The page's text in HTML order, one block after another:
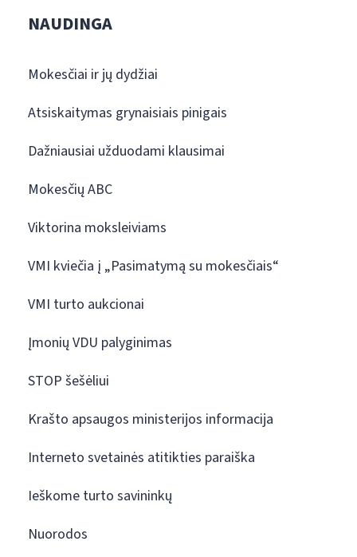
NAUDINGA
Mokesčiai ir jų dydžiai
Atsiskaitymas grynaisiais pinigais
Dažniausiai užduodami klausimai
Mokesčių ABC
Viktorina moksleiviams
VMI kviečia į „Pasimatymą su mokesčiais“
VMI turto aukcionai
Įmonių VDU palyginimas
STOP šešėliui
Krašto apsaugos ministerijos informacija
Interneto svetainės atitikties paraiška
Ieškome turto savininkų
Nuorodos